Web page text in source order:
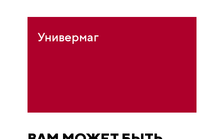
Универмаг